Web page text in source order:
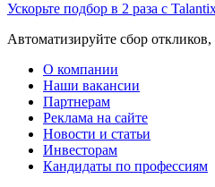
Ускорьте подбор в 2 раза с
Автоматизируйте сбор
О компании
Наши вакансии
Партнерам
Реклама на сайте
Новости и статьи
Инвесторам
Кандидаты по профессиям